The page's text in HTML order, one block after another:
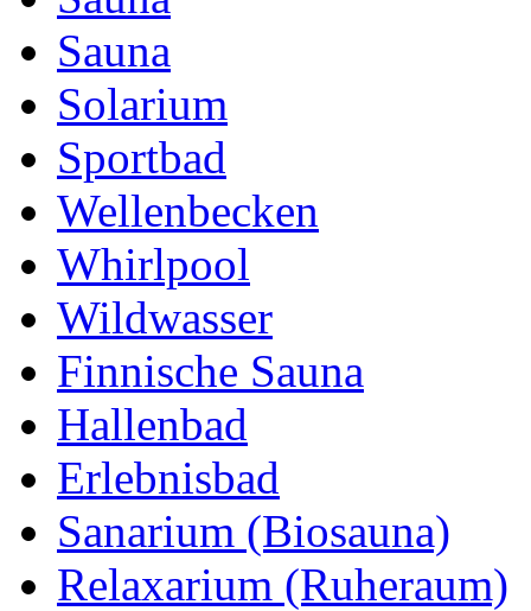
Sauna
Solarium
Sportbad
Wellenbecken
Whirlpool
Wildwasser
Finnische Sauna
Hallenbad
Erlebnisbad
Sanarium (Biosauna)
Relaxarium (Ruheraum)